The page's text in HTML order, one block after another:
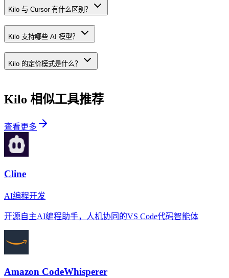
Kilo 与 Cursor 有什么区别？
Kilo 支持哪些 AI 模型？
Kilo 的定价模式是什么？
Kilo 相似工具推荐
查看更多
Cline
AI编程开发
开源自主AI编程助手，人机协同的VS Code代码智能体
Amazon CodeWhisperer